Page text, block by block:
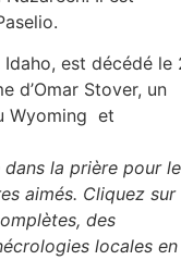
Idaho, est décédé le
d’Omar Stover, un
Wyoming et
la prière pour
aimés. Cliquez sur
des
locales en